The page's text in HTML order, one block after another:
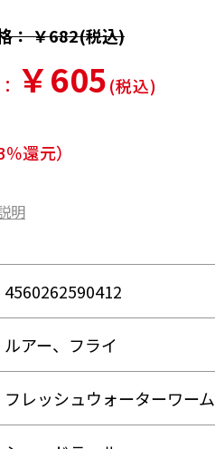
： ￥682(税込)
￥605(税込)
％還元）
明
4560262590412
ルアー、フライ
フレッシュウォーターワーム